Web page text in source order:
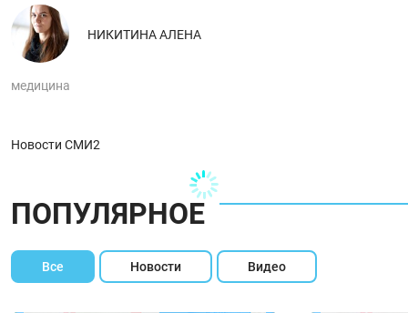
НИКИТИНА АЛЕНА
медицина
Новости СМИ2
ПОПУЛЯРНОЕ
Все Новости Видео